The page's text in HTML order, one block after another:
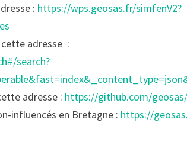
: https://wps.geosas.fr/simfenV2?
cette adresse :
search?
adresse : https://github.com/
influencés en Bretagne : https://